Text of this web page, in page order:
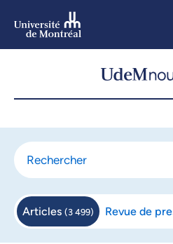
Articles (3 499) Revue de